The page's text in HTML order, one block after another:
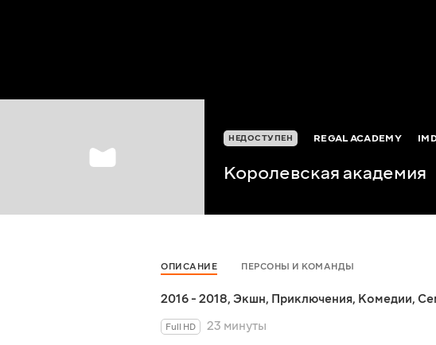
НЕДОСТУПЕН REGAL ACADEMY
Королевская академия
ОПИСАНИЕ ПЕРСОНЫ И КОМАНДЫ
2016 - 2018, Экшн, Приключения, Комедии,
Full HD
23 минуты